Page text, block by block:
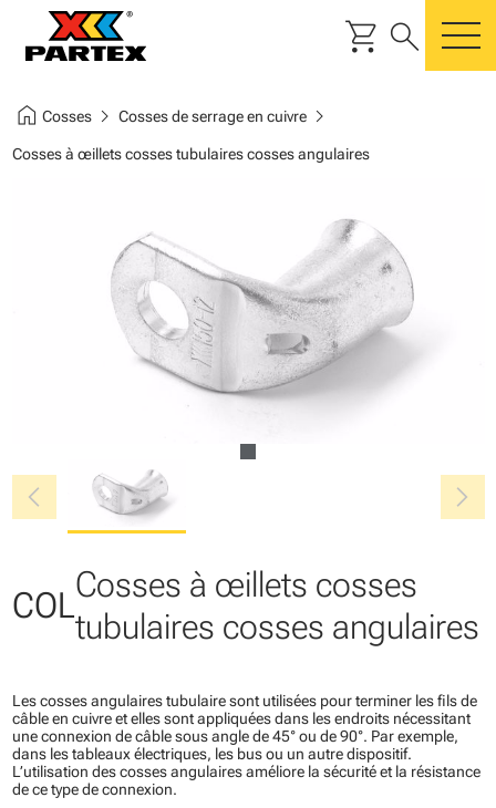
shopping_cart search
home Cosseschevron_right Cosses de serrage en cuivrechevron_right
Cosses à œillets cosses tubulaires cosses angulaires
chevron_left chevron_right
COLCosses à œillets cosses
tubulaires cosses angulaires
Les cosses angulaires tubulaire sont utilisées pour terminer les fils de
câble en cuivre et elles sont appliquées dans les endroits nécessitant
une connexion de câble sous angle de 45° ou de 90°. Par exemple,
dans les tableaux électriques, les bus ou un autre dispositif.
L’utilisation des cosses angulaires améliore la sécurité et la résistance
de ce type de connexion.